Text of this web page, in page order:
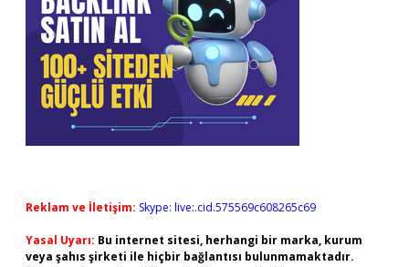
Reklam ve İletişim: Skype: live:.cid.575569c608265c69
Yasal Uyarı: Bu internet sitesi, herhangi bir marka, kurum
veya şahıs şirketi ile hiçbir bağlantısı bulunmamaktadır.